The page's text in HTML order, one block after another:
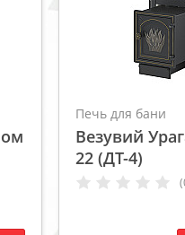
Печь для бани
Везувий
22 (ДТ-4)